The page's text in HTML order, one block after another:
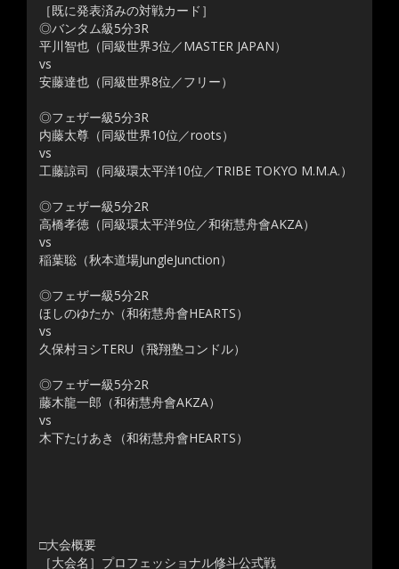
［既に発表済みの対戦カード］
◎バンタム級5分3R
平川智也（同級世界3位／MASTER JAPAN）
vs
安藤達也（同級世界8位／フリー）
◎フェザー級5分3R
内藤太尊（同級世界10位／roots）
vs
工藤諒司（同級環太平洋10位／TRIBE TOKYO M.M.A.）
◎フェザー級5分2R
高橋孝徳（同級環太平洋9位／和術慧舟會AKZA）
vs
稲葉聡（秋本道場JungleJunction）
◎フェザー級5分2R
ほしのゆたか（和術慧舟會HEARTS）
vs
久保村ヨシTERU（飛翔塾コンドル）
◎フェザー級5分2R
藤木龍一郎（和術慧舟會AKZA）
vs
木下たけあき（和術慧舟會HEARTS）
□大会概要
［大会名］プロフェッショナル修斗公式戦